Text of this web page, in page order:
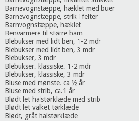
Barnevognstæppe, hæklet med buer
Barnevognstæppe, strik i felter
Barnvognstæppe, hæklet
Benvarmere til større barn
Blebukser med lidt ben, 1-2 mdr
Blebukser med lidt ben, 3 mdr
Blebukser, 3 mdr
Blebukser, klassiske, 1-2 mdr
Blebukser, klassiske, 3 mdr
Bluse med mønste, ca ½ år
Bluse med strib, ca.1 år
Blødt let halstørklæde med strib
Blødt let valket tørklæde
Blødt, gråt halstørklæde